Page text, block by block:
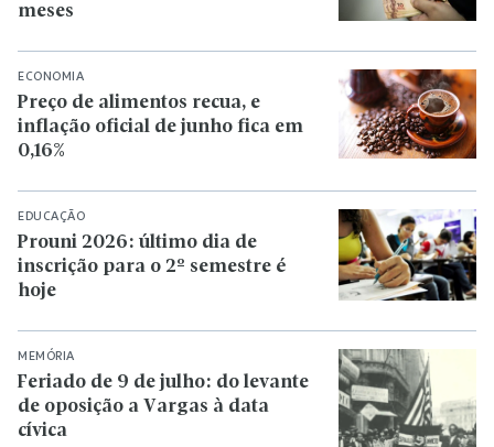
meses
ECONOMIA
Preço de alimentos recua, e
inflação oficial de junho fica em
0,16%
EDUCAÇÃO
Prouni 2026: último dia de
inscrição para o 2º semestre é
hoje
MEMÓRIA
Feriado de 9 de julho: do levante
de oposição a Vargas à data
cívica